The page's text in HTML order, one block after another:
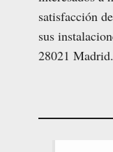
satisfacción
sus
28021 Madrid.